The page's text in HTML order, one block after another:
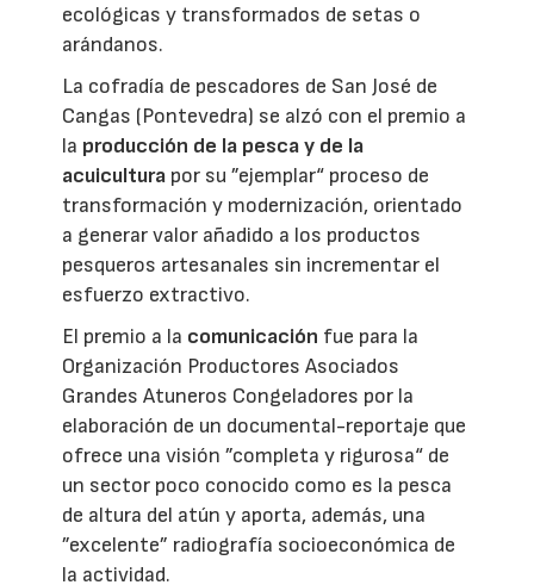
ecológicas y transformados de setas o
arándanos.
La cofradía de pescadores de San José de
Cangas (Pontevedra) se alzó con el premio a
la producción de la pesca y de la
acuicultura por su ”ejemplar“ proceso de
transformación y modernización, orientado
a generar valor añadido a los productos
pesqueros artesanales sin incrementar el
esfuerzo extractivo.
El premio a la comunicación fue para la
Organización Productores Asociados
Grandes Atuneros Congeladores por la
elaboración de un documental-reportaje que
ofrece una visión ”completa y rigurosa“ de
un sector poco conocido como es la pesca
de altura del atún y aporta, además, una
”excelente” radiografía socioeconómica de
la actividad.